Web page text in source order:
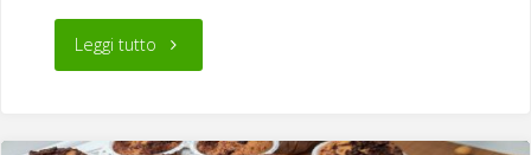
Leggi tutto"New
cheesecake"